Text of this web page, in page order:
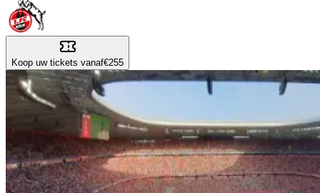
Koop uw tickets vanaf€255